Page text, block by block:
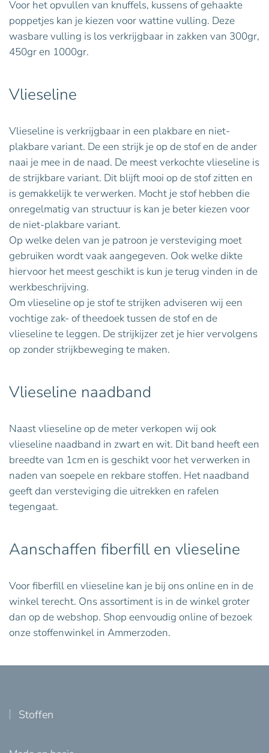
Voor het opvullen van knuffels, kussens of gehaakte
poppetjes kan je kiezen voor wattine vulling. Deze
wasbare vulling is los verkrijgbaar in zakken van 300gr,
450gr en 1000gr.
Vlieseline
Vlieseline is verkrijgbaar in een plakbare en niet-
plakbare variant. De een strijk je op de stof en de ander
naai je mee in de naad. De meest verkochte vlieseline is
de strijkbare variant. Dit blijft mooi op de stof zitten en
is gemakkelijk te verwerken. Mocht je stof hebben die
onregelmatig van structuur is kan je beter kiezen voor
de niet-plakbare variant.
Op welke delen van je patroon je versteviging moet
gebruiken wordt vaak aangegeven. Ook welke dikte
hiervoor het meest geschikt is kun je terug vinden in de
werkbeschrijving.
Om vlieseline op je stof te strijken adviseren wij een
vochtige zak- of theedoek tussen de stof en de
vlieseline te leggen. De strijkijzer zet je hier vervolgens
op zonder strijkbeweging te maken.
Vlieseline naadband
Naast vlieseline op de meter verkopen wij ook
vlieseline naadband in zwart en wit. Dit band heeft een
breedte van 1cm en is geschikt voor het verwerken in
naden van soepele en rekbare stoffen. Het naadband
geeft dan versteviging die uitrekken en rafelen
tegengaat.
Aanschaffen fiberfill en vlieseline
Voor fiberfill en vlieseline kan je bij ons online en in de
winkel terecht. Ons assortiment is in de winkel groter
dan op de webshop. Shop eenvoudig online of bezoek
onze stoffenwinkel in Ammerzoden.
Stoffen